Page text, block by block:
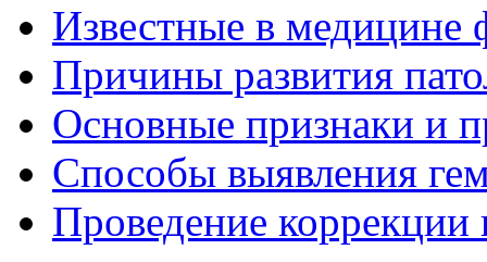
Известные в
Причины развития
Основные признаки и
Способы выявления
Проведение коррекции